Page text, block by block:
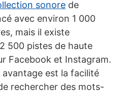
sonore de
avec environ 1 000
mais il existe
500 pistes de haute
Facebook et Instagram.
est la facilité
rechercher des mots-